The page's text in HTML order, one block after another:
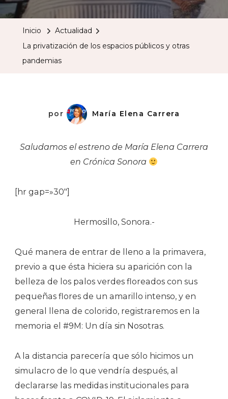
Inicio
Actualidad
La privatización de los espacios públicos y otras
pandemias
por María Elena Carrera
Saludamos el estreno de María Elena Carrera
en Crónica Sonora
[hr gap=»30″]
Hermosillo, Sonora.-
Qué manera de entrar de lleno a la primavera,
previo a que ésta hiciera su aparición con la
belleza de los palos verdes floreados con sus
pequeñas flores de un amarillo intenso, y en
general llena de colorido, registraremos en la
memoria el #9M: Un día sin Nosotras.
A la distancia parecería que sólo hicimos un
simulacro de lo que vendría después, al
declararse las medidas institucionales para